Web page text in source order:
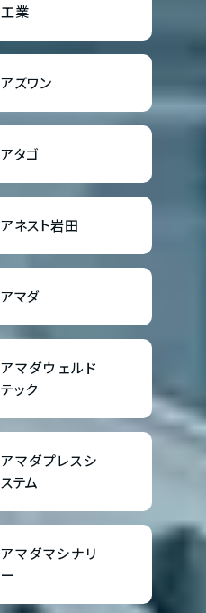
工業
アズワン
アタゴ
アネスト岩田
アマダ
アマダウェルド
テック
アマダプレスシ
ステム
アマダマシナリ
ー